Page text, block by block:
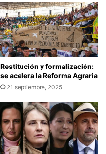
Restitución y formalización:
se acelera la Reforma Agraria
21 septiembre, 2025